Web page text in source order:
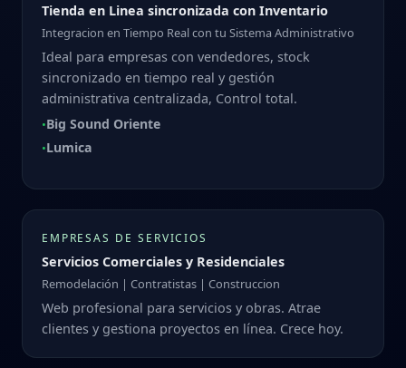
Tienda en Linea sincronizada con Inventario
Integracion en Tiempo Real con tu Sistema Administrativo
Ideal para empresas con vendedores, stock
sincronizado en tiempo real y gestión
administrativa centralizada, Control total.
•Big Sound Oriente
•Lumica
EMPRESAS DE SERVICIOS
Servicios Comerciales y Residenciales
Remodelación | Contratistas | Construccion
Web profesional para servicios y obras. Atrae
clientes y gestiona proyectos en línea. Crece hoy.